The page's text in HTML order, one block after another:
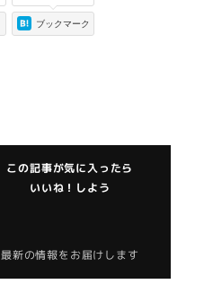
ブックマーク
この記事が気に入ったら
いいね！しよう
最新の情報をお届けします